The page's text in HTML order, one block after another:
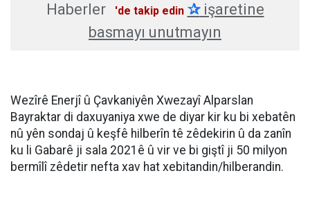
Haberler
'de takip edin ✰işaretine
basmayı unutmayın
Wezîrê Enerjî û Çavkaniyên Xwezayî Alparslan
Bayraktar di daxuyaniya xwe de diyar kir ku bi xebatên
nû yên sondaj û keşfê hilberîn tê zêdekirin û da zanîn
ku li Gabarê ji sala 2021ê û vir ve bi giştî ji 50 milyon
bermîlî zêdetir nefta xav hat xebitandin/hilberandin.